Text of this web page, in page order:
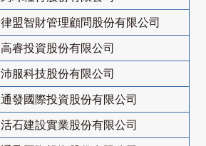
律盟智財管理顧問股份有限公司
高睿投資股份有限公司
沛服科技股份有限公司
通發國際投資股份有限公司
活石建設實業股份有限公司